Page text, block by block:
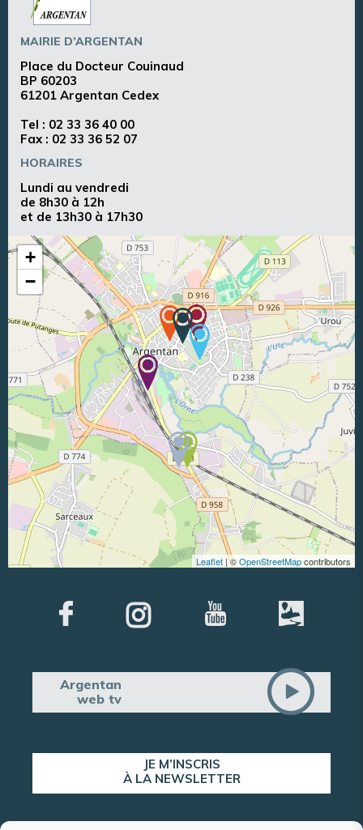
MAIRIE D’ARGENTAN
Place du Docteur Couinaud
BP 60203
61201 Argentan Cedex
Tel : 02 33 36 40 00
Fax : 02 33 36 52 07
HORAIRES
Lundi au vendredi
de 8h30 à 12h
et de 13h30 à 17h30
+
−
Leaflet | ©OpenStreetMapcontributors
Argentan
web tv
JE M’INSCRIS
À LA NEWSLETTER